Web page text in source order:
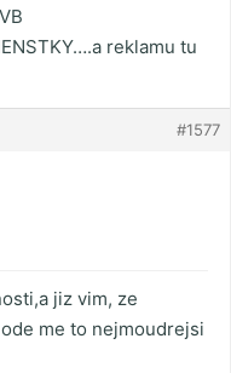
reklamu tu
#1577
jiz vim, ze
me to nejmoudrejsi